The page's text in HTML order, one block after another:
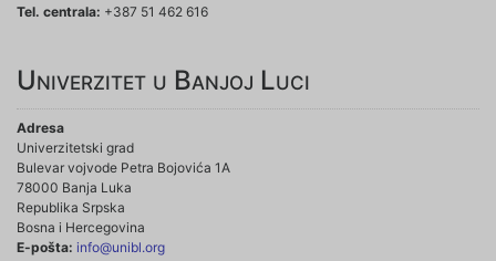
Tel. centrala: +387 51 462 616
Univerzitet u Banjoj Luci
Adresa
Univerzitetski grad
Bulevar vojvode Petra Bojovića 1A
78000 Banja Luka
Republika Srpska
Bosna i Hercegovina
E-pošta: info@unibl.org